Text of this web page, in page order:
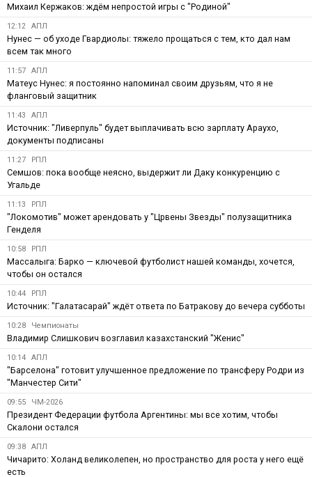
Михаил Кержаков: ждём непростой игры с "Родиной"
12:12 АПЛ
Нунес — об уходе Гвардиолы: тяжело прощаться с тем, кто дал нам
всем так много
11:57 АПЛ
Матеус Нунес: я постоянно напоминал своим друзьям, что я не
фланговый защитник
11:43 АПЛ
Источник: "Ливерпуль" будет выплачивать всю зарплату Араухо,
документы подписаны
11:27 РПЛ
Семшов: пока вообще неясно, выдержит ли Даку конкуренцию с
Угальде
11:13 РПЛ
"Локомотив" может арендовать у "Црвены Звезды" полузащитника
Генделя
10:58 РПЛ
Массалыга: Барко — ключевой футболист нашей команды, хочется,
чтобы он остался
10:44 РПЛ
Источник: "Галатасарай" ждёт ответа по Батракову до вечера субботы
10:28 Чемпионаты
Владимир Слишкович возглавил казахстанский "Женис"
10:14 АПЛ
"Барселона" готовит улучшенное предложение по трансферу Родри из
"Манчестер Сити"
09:55 ЧМ-2026
Президент Федерации футбола Аргентины: мы все хотим, чтобы
Скалони остался
09:38 АПЛ
Чичарито: Холанд великолепен, но пространство для роста у него ещё
есть